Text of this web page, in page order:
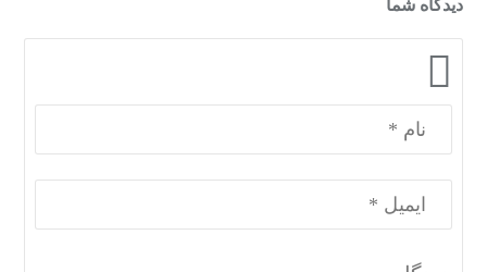
دیدگاه شما